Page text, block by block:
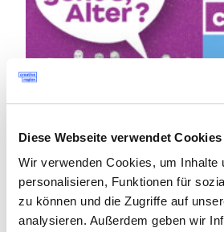
Diese Webseite verwendet Cookies
Wir verwenden Cookies, um Inhalte
personalisieren, Funktionen für
zu können und die Zugriffe auf
analysieren. Außerdem geben wir
Open Studios Steyr 2025 – WIE
Vernetzung und Kooperation,